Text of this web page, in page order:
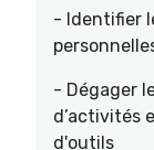
- Identifier
- Dégager
d’activités